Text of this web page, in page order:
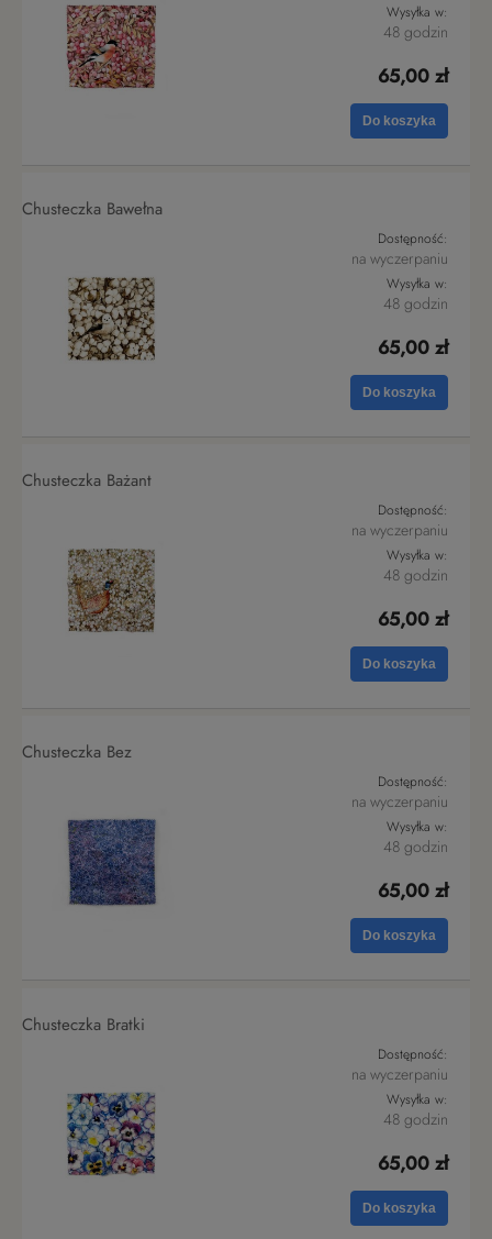
Wysyłka w:
48 godzin
65,00 zł
Do koszyka
Chusteczka Bawełna
Dostępność:
na wyczerpaniu
Wysyłka w:
48 godzin
65,00 zł
Do koszyka
Chusteczka Bażant
Dostępność:
na wyczerpaniu
Wysyłka w:
48 godzin
65,00 zł
Do koszyka
Chusteczka Bez
Dostępność:
na wyczerpaniu
Wysyłka w:
48 godzin
65,00 zł
Do koszyka
Chusteczka Bratki
Dostępność:
na wyczerpaniu
Wysyłka w:
48 godzin
65,00 zł
Do koszyka